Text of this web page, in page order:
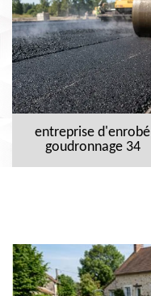
entreprise d'enrobé
goudronnage 34